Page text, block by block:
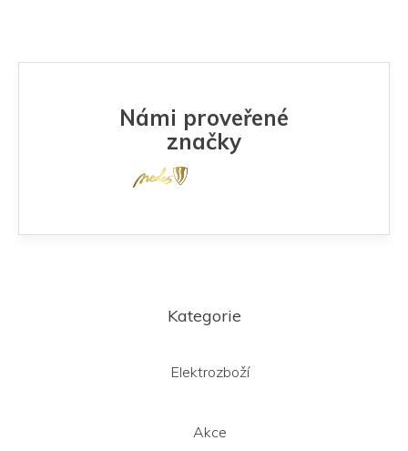
Námi proveřené
značky
Kategorie
Elektrozboží
Akce